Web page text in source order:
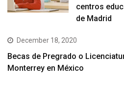
centros
de Madrid
December 18, 2020
Becas de Pregrado o
Monterrey en México